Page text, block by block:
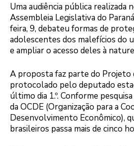
Uma audiência pública realizada
Assembleia Legislativa do
feira, 9, debateu formas de
adolescentes dos malefícios do
e ampliar o acesso deles à
A proposta faz parte do Projeto
protocolado pelo deputado
último dia 1.º. Conforme
da OCDE (Organização para a
Desenvolvimento Econômico),
brasileiros passa mais de cinco